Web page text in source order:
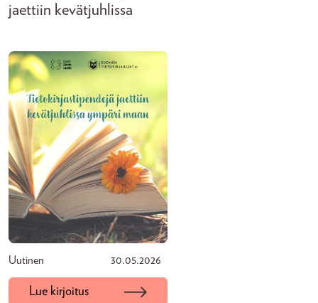
jaettiin kevätjuhlissa
Uutinen 30.05.2026
Lue kirjoitus